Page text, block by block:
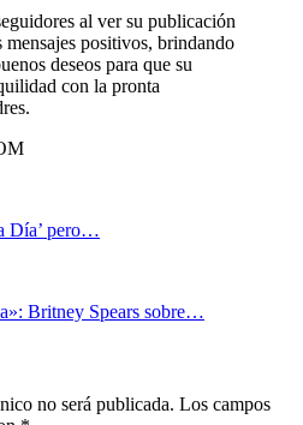
al ver su publicación
positivos, brindando
deseos para que su
con la pronta
Día’ pero…
Britney Spears sobre…
no será publicada. Los campos